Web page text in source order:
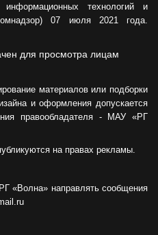
технологий и
07 июля 2021 года.
для просмотра лицам
материалов или подборки
и оформления допускается
правообладателя - МАУ «РГ
на правах рекламы.
«Волна» направлять сообщения